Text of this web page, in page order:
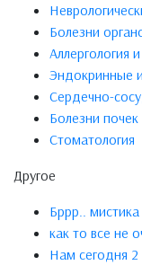
Болезни
Аллергология
Эндокринные
Сердечно-
Болезни
Стоматология
Другое
Бррр..
как то все не
Нам сегодня